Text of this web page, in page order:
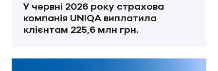
У червні 2026 року страхова
компанія UNIQA виплатила
клієнтам 225,6 млн грн.